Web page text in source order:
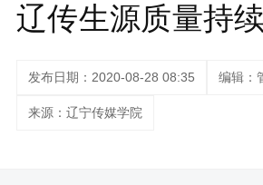
辽传生源质量持
发布日期：2020-08-28 08:35 编辑：
来源：辽宁传媒学院